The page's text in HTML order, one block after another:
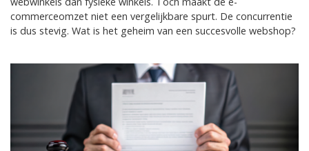
commerceomzet niet een vergelijkbare spurt. De concurrentie
is dus stevig. Wat is het geheim van een succesvolle webshop?